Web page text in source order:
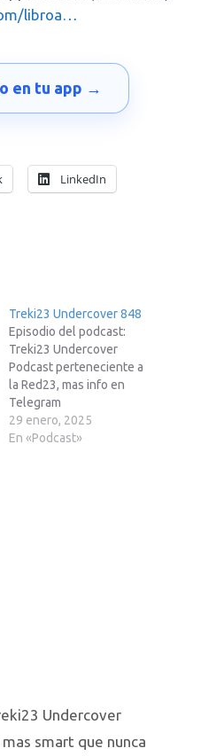
libroa…
en tu app →
LinkedIn
Treki23 Undercover 848
Episodio del podcast:
Treki23 Undercover
Podcast perteneciente a
la Red23, mas info en
Telegram
https://t.me/red23es Si
estas pensando en
29 enero, 2025
En «Podcast»
Undercover
smart que nunca